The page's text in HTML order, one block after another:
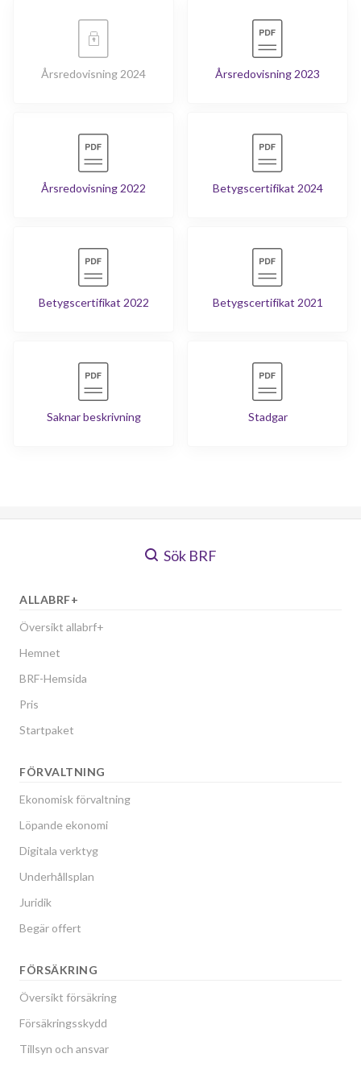
Årsredovisning 2024 Årsredovisning 2023
Årsredovisning 2022 Betygscertifikat 2024
Betygscertifikat 2022 Betygscertifikat 2021
Saknar beskrivning Stadgar
Sök BRF
ALLABRF+
Översikt allabrf+
Hemnet
BRF-Hemsida
Pris
Startpaket
FÖRVALTNING
Ekonomisk förvaltning
Löpande ekonomi
Digitala verktyg
Underhållsplan
Juridik
Begär offert
FÖRSÄKRING
Översikt försäkring
Försäkringsskydd
Tillsyn och ansvar